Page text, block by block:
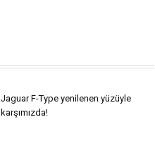
Jaguar F-Type yenilenen yüzüyle
karşımızda!